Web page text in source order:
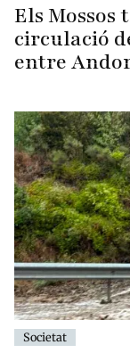
Els
circulació
entre
Societat